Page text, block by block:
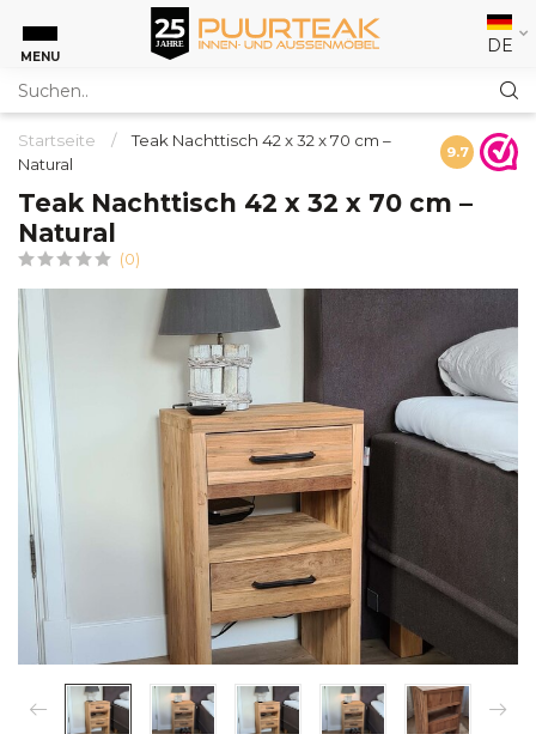
MENU DE
Startseite /
Teak Nachttisch 42 x 32 x 70 cm –
Natural
9.7
Teak Nachttisch 42 x 32 x 70 cm –
Natural
(0)